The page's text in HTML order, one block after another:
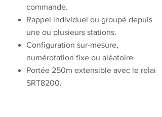
commande.
Rappel individuel ou groupé depuis
une ou plusieurs stations.
Configuration sur-mesure,
numérotation fixe ou aléatoire.
Portée 250m extensible avec le relai
SRT8200.